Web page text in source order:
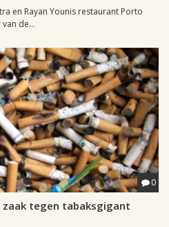
en Rayan Younis restaurant Porto
de...
0
tegen tabaksgigant